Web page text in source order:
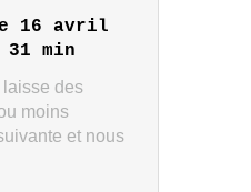
16 avril
31 min
des
moins
et nous